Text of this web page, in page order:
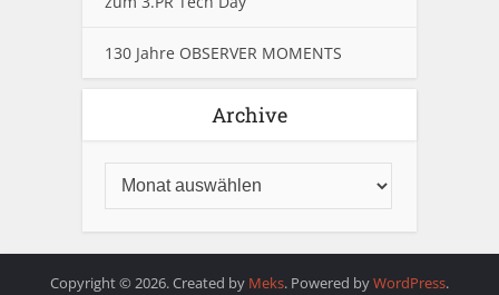
130 Jahre OBSERVER MOMENTS
Archive
Copyright © 2026. Created by Meks. Powered byWordPress.